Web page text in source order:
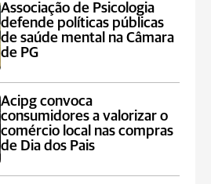
Associação de Psicologia
defende políticas públicas
de saúde mental na Câmara
de PG
Acipg convoca
consumidores a valorizar o
comércio local nas compras
de Dia dos Pais